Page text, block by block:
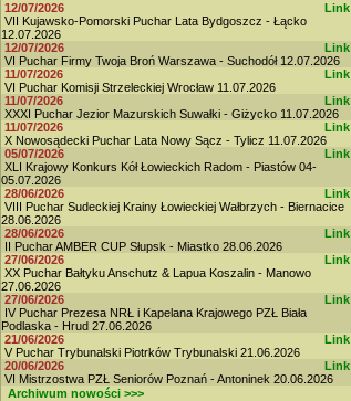
12/07/2026
Link
VII Kujawsko-Pomorski Puchar Lata Bydgoszcz - Łącko
12.07.2026
12/07/2026
Link
VI Puchar Firmy Twoja Broń Warszawa - Suchodół 12.07.2026
11/07/2026
Link
VI Puchar Komisji Strzeleckiej Wrocław 11.07.2026
11/07/2026
Link
XXXI Puchar Jezior Mazurskich Suwałki - Giżycko 11.07.2026
11/07/2026
Link
X Nowosądecki Puchar Lata Nowy Sącz - Tylicz 11.07.2026
05/07/2026
Link
XLI Krajowy Konkurs Kół Łowieckich Radom - Piastów 04-
05.07.2026
28/06/2026
Link
VIII Puchar Sudeckiej Krainy Łowieckiej Wałbrzych - Biernacice
28.06.2026
28/06/2026
Link
II Puchar AMBER CUP Słupsk - Miastko 28.06.2026
27/06/2026
Link
XX Puchar Bałtyku Anschutz & Lapua Koszalin - Manowo
27.06.2026
27/06/2026
Link
IV Puchar Prezesa NRŁ i Kapelana Krajowego PZŁ Biała
Podlaska - Hrud 27.06.2026
21/06/2026
Link
V Puchar Trybunalski Piotrków Trybunalski 21.06.2026
20/06/2026
Link
VI Mistrzostwa PZŁ Seniorów Poznań - Antoninek 20.06.2026
Archiwum nowości >>>